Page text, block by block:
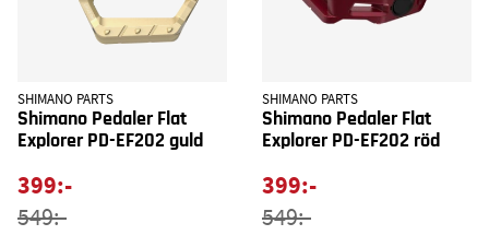
SHIMANO PARTS
Shimano Pedaler Flat
Explorer PD-EF202 guld
399:-
549:-
SHIMANO PARTS
Shimano Pedaler Flat
Explorer PD-EF202 röd
399:-
549:-